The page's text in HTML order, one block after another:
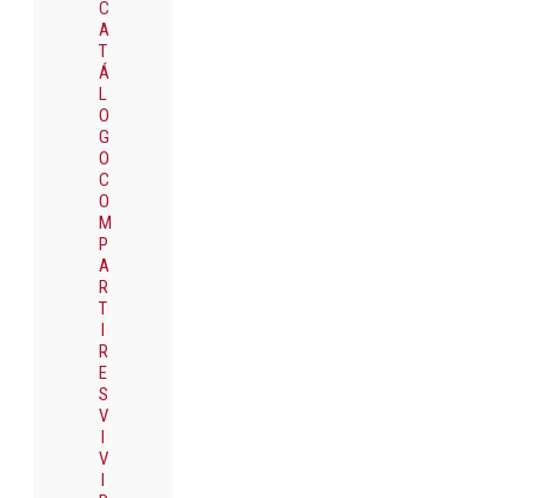
C
A
T
Á
L
O
G
O
C
O
M
P
A
R
T
R
E
S
V
V